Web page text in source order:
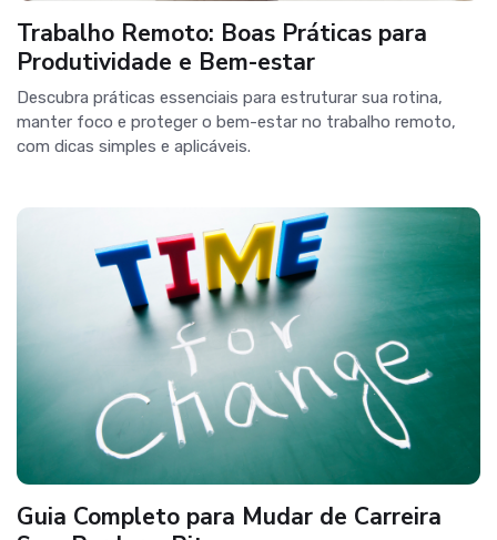
Trabalho Remoto: Boas Práticas para
Produtividade e Bem-estar
Descubra práticas essenciais para estruturar sua rotina,
manter foco e proteger o bem-estar no trabalho remoto,
com dicas simples e aplicáveis.
Guia Completo para Mudar de Carreira